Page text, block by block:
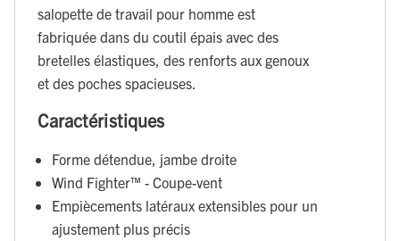
salopette de travail pour homme est
fabriquée dans du coutil épais avec des
bretelles élastiques, des renforts aux genoux
et des poches spacieuses.
Caractéristiques
Forme détendue, jambe droite
Wind Fighter™ - Coupe-vent
Empiècements latéraux extensibles pour un
ajustement plus précis